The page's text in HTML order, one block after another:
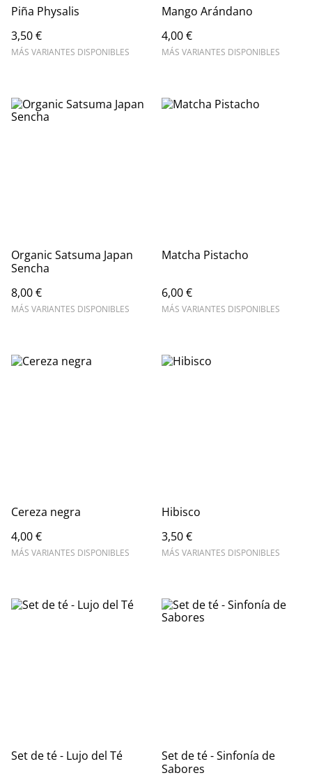
Piña Physalis
3,50 €
MÁS VARIANTES DISPONIBLES
Mango Arándano
4,00 €
MÁS VARIANTES DISPONIBLES
Organic Satsuma Japan
Sencha
8,00 €
MÁS VARIANTES DISPONIBLES
Matcha Pistacho
6,00 €
MÁS VARIANTES DISPONIBLES
Cereza negra
4,00 €
MÁS VARIANTES DISPONIBLES
Hibisco
3,50 €
MÁS VARIANTES DISPONIBLES
Set de té - Lujo del Té
Set de té - Sinfonía de
Sabores